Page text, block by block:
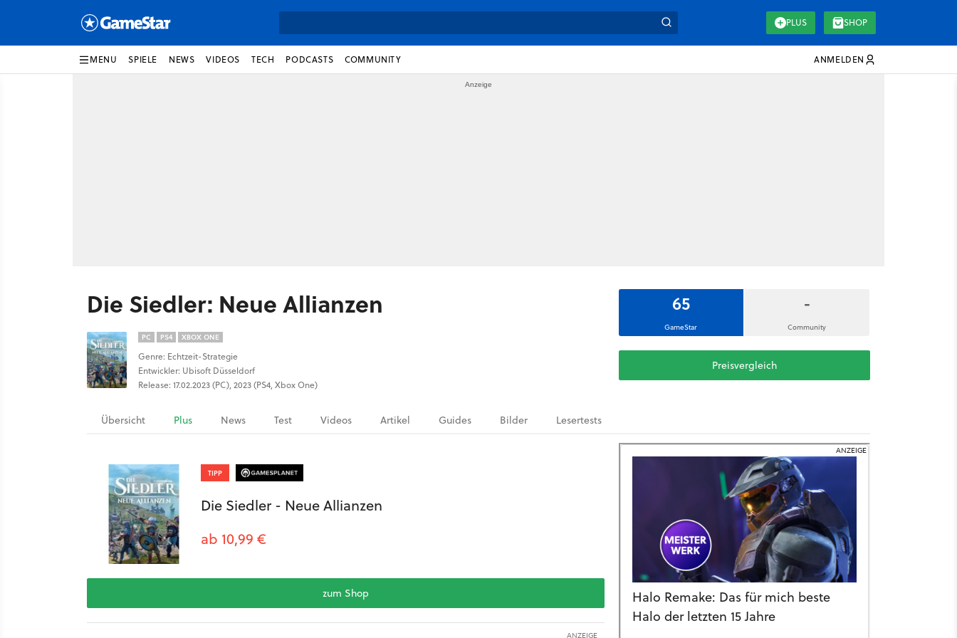
PLUS SHOP
MENU SPIELE NEWS VIDEOS TECH PODCASTS COMMUNITY ANMELDEN
Die Siedler: Neue Allianzen
PC PS4 XBOX ONE
Genre: Echtzeit-Strategie
Entwickler: Ubisoft Düsseldorf
Release: 17.02.2023 (PC), 2023 (PS4, Xbox One)
65
GameStar
-
Community
Preisvergleich
Übersicht Plus News Test Videos Artikel Guides Bilder Lesertests
TIPP
Die Siedler - Neue Allianzen
ab 10,99 €
zum Shop
ANZEIGE